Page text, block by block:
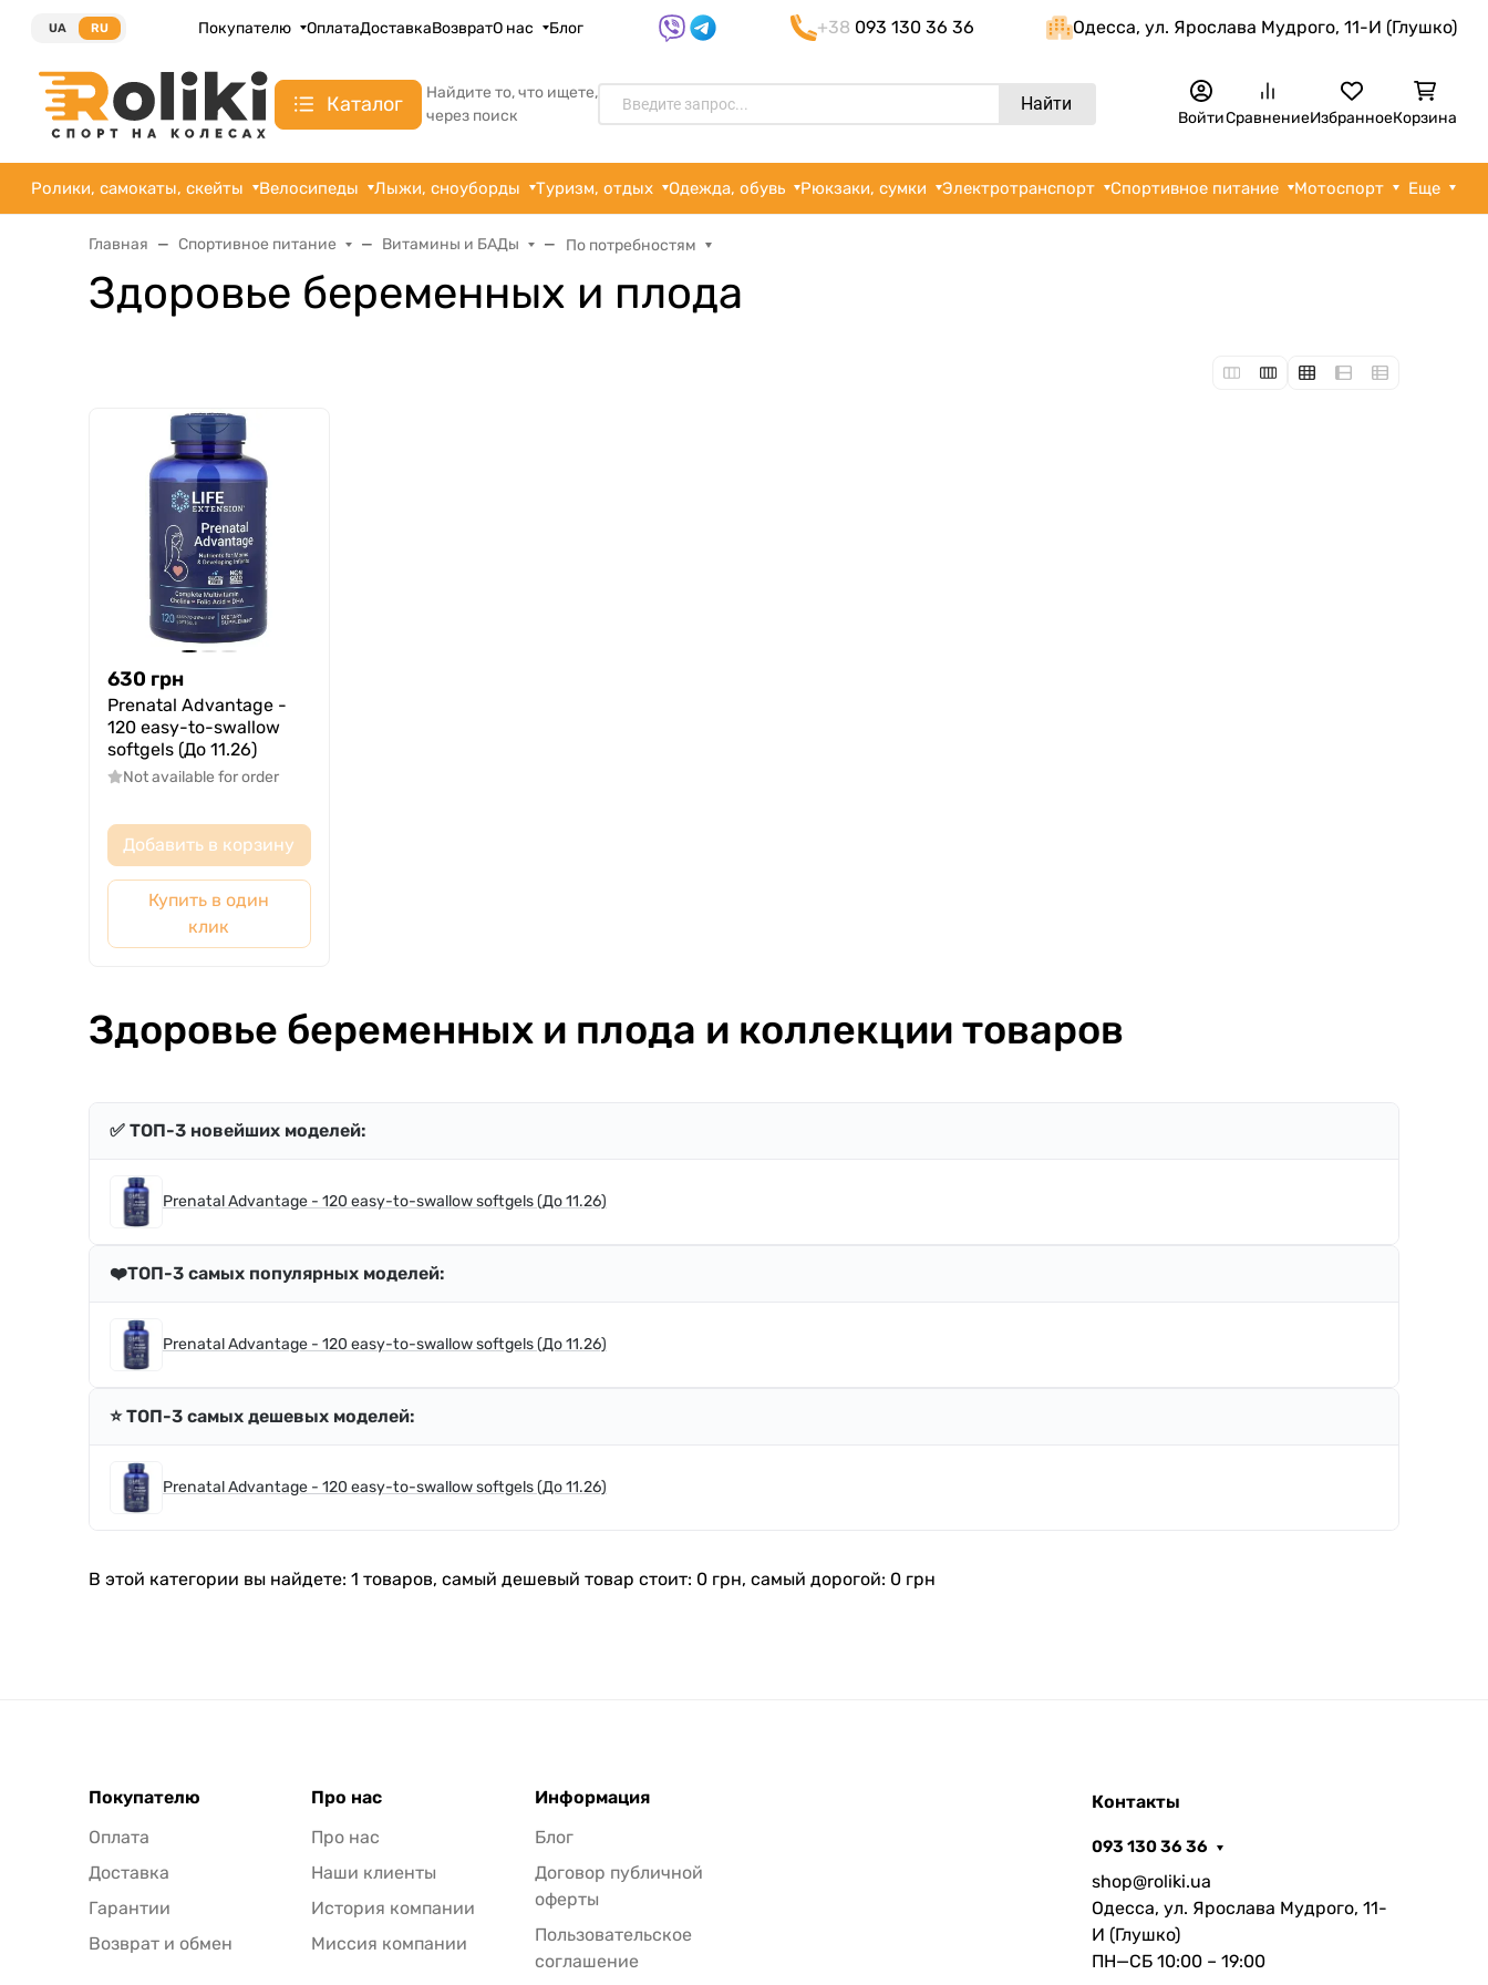
UA RU Покупателю ОплатаДоставкаВозвратО нас Блог +38 093 130 36 36 Одеcса, ул. Ярослава Мудрого, 11-И (Глушко)
Каталог
Найдите то, что ищете,
через поиск
Найти
ВойтиСравнениеИзбранноеКорзина
Ролики, самокаты, скейты Велосипеды Лыжи, сноуборды Туризм, отдых Одежда, обувь Рюкзаки, сумки Электротранспорт Спортивное питание Мотоспорт Еще
Главная Спортивное питание Витамины и БАДы По потребностям
Здоровье беременных и плода
630 грн
Prenatal Advantage -
120 easy-to-swallow
softgels (До 11.26)
Not available for order
Добавить в корзину
Купить в один
клик
Здоровье беременных и плода и коллекции товаров
✅ ТОП-3 новейших моделей:
Prenatal Advantage - 120 easy-to-swallow softgels (До 11.26)
❤️ТОП-3 самых популярных моделей:
Prenatal Advantage - 120 easy-to-swallow softgels (До 11.26)
⭐️ ТОП-3 самых дешевых моделей:
Prenatal Advantage - 120 easy-to-swallow softgels (До 11.26)
В этой категории вы найдете: 1 товаров, самый дешевый товар стоит: 0 грн, самый дорогой: 0 грн
Покупателю
Оплата
Доставка
Гарантии
Возврат и обмен
Про нас
Про нас
Наши клиенты
История компании
Миссия компании
Информация
Блог
Договор публичной
оферты
Пользовательское
соглашение
Контакты
093 130 36 36
shop@roliki.ua
Одесса, ул. Ярослава Мудрого, 11-
И (Глушко)
ПН—СБ 10:00 – 19:00